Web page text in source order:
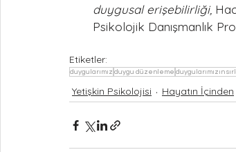
duygusal erişebilirliği,
Psikolojik Danışmanlık
Etiketler:
duygularımız duygu düzenleme duygularımızın
Yetişkin Psikolojisi Hayatın İçinden